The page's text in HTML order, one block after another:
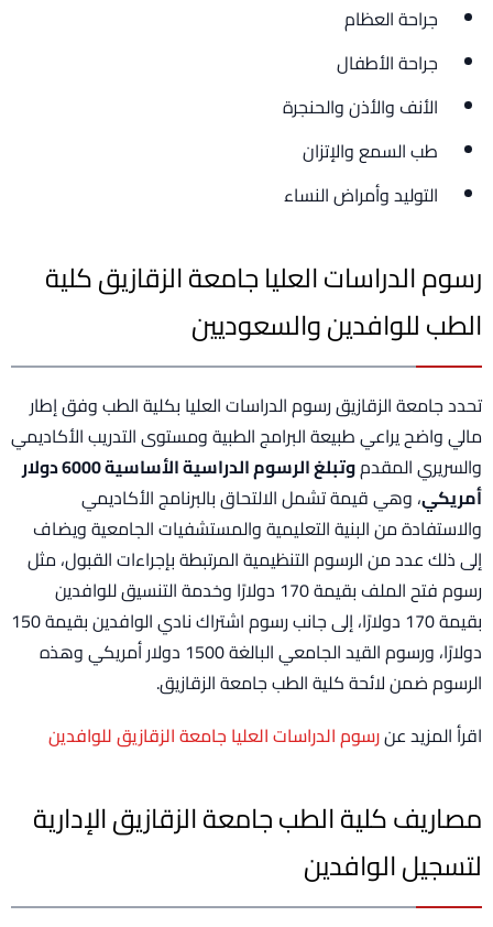
جراحة العظام
جراحة الأطفال
الأنف والأذن والحنجرة
طب السمع والإتزان
التوليد وأمراض النساء
رسوم الدراسات العليا جامعة الزقازيق كلية
الطب للوافدين والسعوديين
تحدد جامعة الزقازيق رسوم الدراسات العليا بكلية الطب وفق إطار
مالي واضح يراعي طبيعة البرامج الطبية ومستوى التدريب الأكاديمي
والسريري المقدم
وتبلغ الرسوم الدراسية الأساسية 6000 دولار
أمريكي، وهي قيمة تشمل الالتحاق بالبرنامج الأكاديمي
والاستفادة من البنية التعليمية والمستشفيات الجامعية ويضاف
إلى ذلك عدد من الرسوم التنظيمية المرتبطة بإجراءات القبول، مثل
رسوم فتح الملف بقيمة 170 دولارًا وخدمة التنسيق للوافدين
بقيمة 170 دولارًا، إلى جانب رسوم اشتراك نادي الوافدين بقيمة 150
دولارًا، ورسوم القيد الجامعي البالغة 1500 دولار أمريكي وهذه
الرسوم ضمن لائحة كلية الطب جامعة الزقازيق.
اقرأ المزيد عنرسوم الدراسات العليا جامعة الزقازيق للوافدين
مصاريف كلية الطب جامعة الزقازيق الإدارية
لتسجيل الوافدين